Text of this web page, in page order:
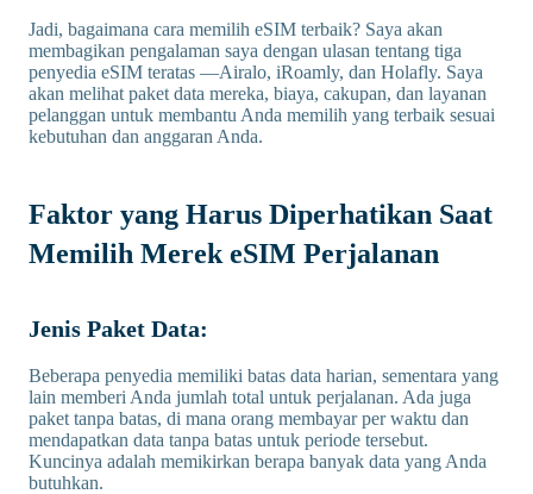
Jadi, bagaimana cara memilih eSIM terbaik? Saya akan
membagikan pengalaman saya dengan ulasan tentang tiga
penyedia eSIM teratas —Airalo, iRoamly, dan Holafly. Saya
akan melihat paket data mereka, biaya, cakupan, dan layanan
pelanggan untuk membantu Anda memilih yang terbaik sesuai
kebutuhan dan anggaran Anda.
Faktor yang Harus Diperhatikan Saat
Memilih Merek eSIM Perjalanan
Jenis Paket Data:
Beberapa penyedia memiliki batas data harian, sementara yang
lain memberi Anda jumlah total untuk perjalanan. Ada juga
paket tanpa batas, di mana orang membayar per waktu dan
mendapatkan data tanpa batas untuk periode tersebut.
Kuncinya adalah memikirkan berapa banyak data yang Anda
butuhkan.